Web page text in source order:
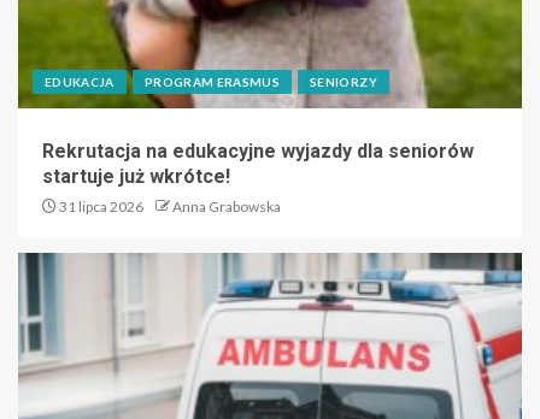
EDUKACJA PROGRAM ERASMUS SENIORZY
Rekrutacja na edukacyjne wyjazdy dla seniorów
startuje już wkrótce!
31 lipca 2026 Anna Grabowska